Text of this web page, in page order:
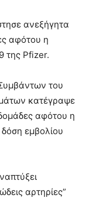
ανεξήγητα
αφότου η
της Pfizer.
του
κατέγραψε
αφότου η
εμβολίου
αρτηρίες”